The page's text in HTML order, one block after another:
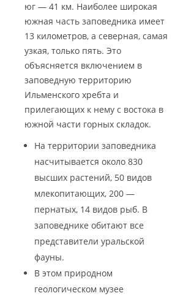
юг — 41 км. Наиболее широкая
южная часть заповедника имеет
13 километров, а северная, самая
узкая, только пять. Это
объясняется включением в
заповедную территорию
Ильменского хребта и
прилегающих к нему с востока в
южной части горных складок.
На территории заповедника
насчитывается около 830
высших растений, 50 видов
млекопитающих, 200 —
пернатых, 14 видов рыб. В
заповеднике обитают все
представители уральской
фауны.
В этом природном
геологическом музее